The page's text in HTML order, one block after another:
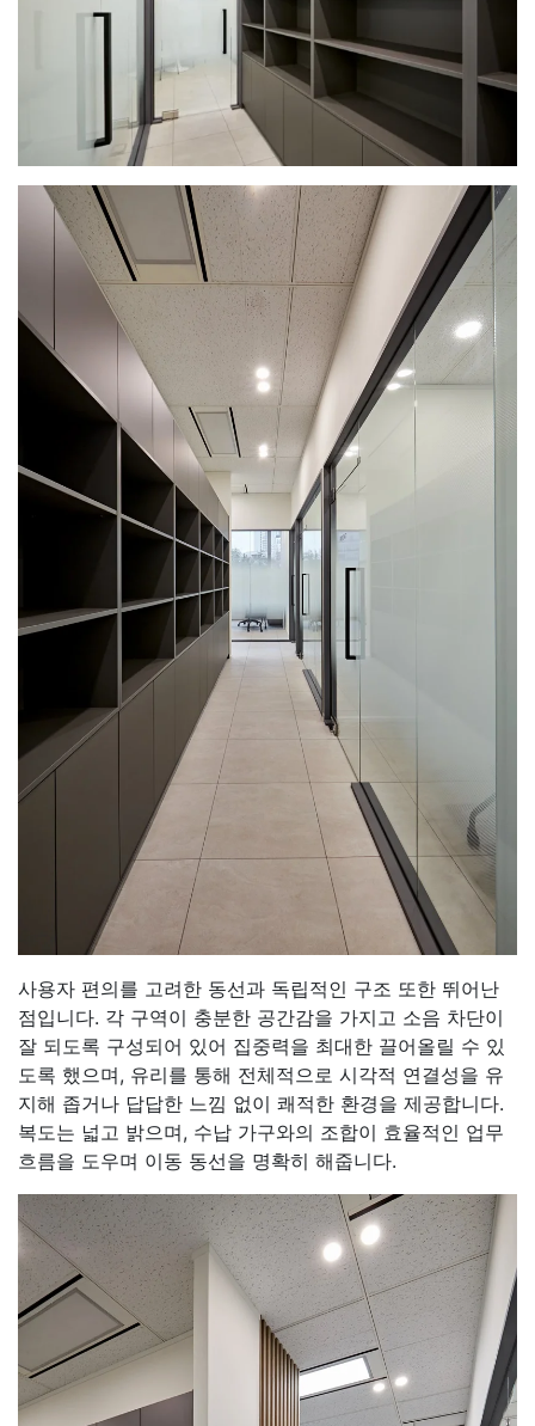
사용자 편의를 고려한 동선과 독립적인 구조 또한 뛰어난
점입니다. 각 구역이 충분한 공간감을 가지고 소음 차단이
잘 되도록 구성되어 있어 집중력을 최대한 끌어올릴 수 있
도록 했으며, 유리를 통해 전체적으로 시각적 연결성을 유
지해 좁거나 답답한 느낌 없이 쾌적한 환경을 제공합니다.
복도는 넓고 밝으며, 수납 가구와의 조합이 효율적인 업무
흐름을 도우며 이동 동선을 명확히 해줍니다.